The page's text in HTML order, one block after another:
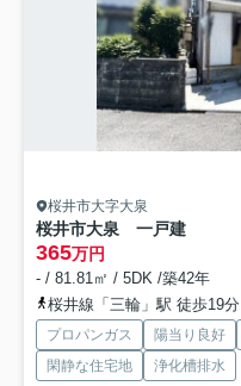
桜井市大字大泉
桜井市大泉 一戸建
365万円
- / 81.81㎡ / 5DK /築42年
桜井線「三輪」駅 徒歩19分
プロパンガス 陽当り良好
閑静な住宅地
浄化槽排水